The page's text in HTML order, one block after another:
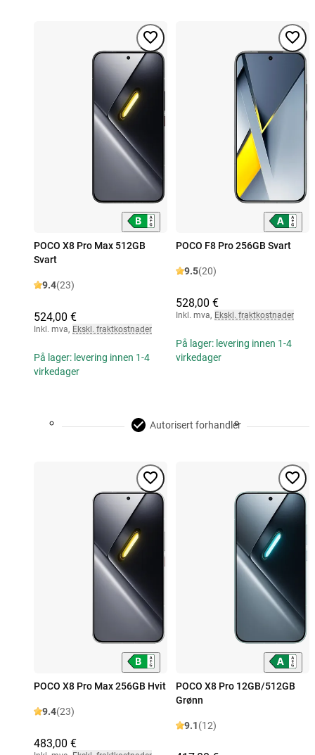
POCO X8 Pro Max 512GB
Svart
9.4(23)
524,00 €
Inkl. mva, Ekskl. fraktkostnader
På lager: levering innen 1-4
virkedager
POCO F8 Pro 256GB Svart
9.5(20)
528,00 €
Inkl. mva, Ekskl. fraktkostnader
På lager: levering innen 1-4
virkedager
Autorisert forhandler
POCO X8 Pro Max 256GB Hvit
9.4(23)
483,00 €
POCO X8 Pro 12GB/512GB
Grønn
9.1(12)